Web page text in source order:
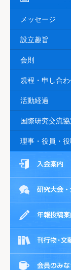
メッセージ
設立趣旨
会則
規程・申し合
活動経過
国際研究交流協
理事・役員・